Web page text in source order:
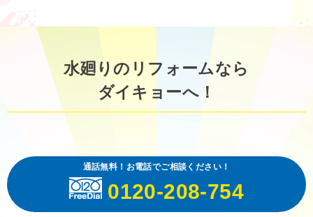
水廻りのリフォームなら
ダイキョーへ！
通話無料！お電話でご相談ください！
0120-208-754